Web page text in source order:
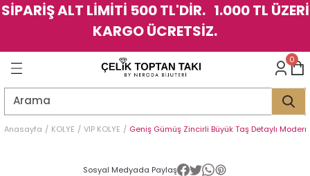
SİPARİŞ ALT LİMİTİ 500 TL'DİR. 1.000 TL ÜZERİ
KARGO ÜCRETSİZ.
Geri Dön
Geri Dön
Geri Dön
Geri Dön
Geri Dön
Geri Dön
0
Anasayfa KOLYE VIP KOLYE Geniş Gümüş Zincirli Büyük Taş Detaylı Modern
Sosyal Medyada Paylaş
Geri Dön
Geri Dön
Geri Dön
Geri Dön
Geri Dön
Geri Dön